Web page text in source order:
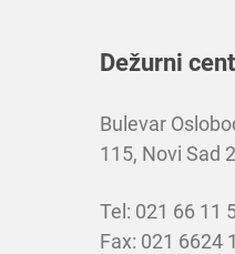
Dežurni
Bulevar
115, Novi Sad
Tel: 021 66 11
Fax: 021 6624